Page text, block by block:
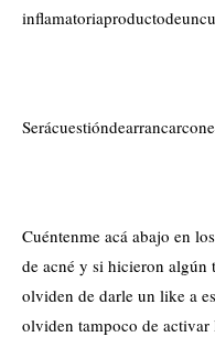
Cuéntenme acá abajo en
de acné y si hicieron algún
olviden de darle un like a
olviden tampoco de activar